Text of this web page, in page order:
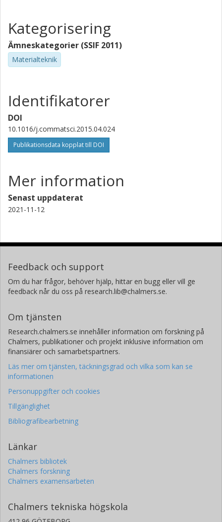
Kategorisering
Ämneskategorier (SSIF 2011)
Materialteknik
Identifikatorer
DOI
10.1016/j.commatsci.2015.04.024
Publikationsdata kopplat till DOI
Mer information
Senast uppdaterat
2021-11-12
Feedback och support
Om du har frågor, behöver hjälp, hittar en bugg eller vill ge
feedback når du oss på research.lib@chalmers.se.
Om tjänsten
Research.chalmers.se innehåller information om forskning på
Chalmers, publikationer och projekt inklusive information om
finansiärer och samarbetspartners.
Läs mer om tjänsten, täckningsgrad och vilka som kan se
informationen
Personuppgifter och cookies
Tillgänglighet
Bibliografibearbetning
Länkar
Chalmers bibliotek
Chalmers forskning
Chalmers examensarbeten
Chalmers tekniska högskola